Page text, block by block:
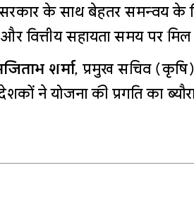
के साथ बेहतर समन्वय के
वित्तीय सहायता समय पर
शर्मा, प्रमुख सचिव (कृषि)
ने योजना की प्रगति का